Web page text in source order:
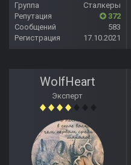
Группа
Сталкеры
Репутация
372
Сообщений
583
Регистрация
17.10.2021
WolfHeart
Эксперт